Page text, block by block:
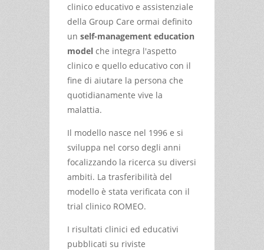
clinico educativo e assistenziale
della Group Care ormai definito
un self-management education
model che integra l'aspetto
clinico e quello educativo con il
fine di aiutare la persona che
quotidianamente vive la
malattia.
Il modello nasce nel 1996 e si
sviluppa nel corso degli anni
focalizzando la ricerca su diversi
ambiti. La trasferibilità del
modello è stata verificata con il
trial clinico ROMEO.
I risultati clinici ed educativi
pubblicati su riviste